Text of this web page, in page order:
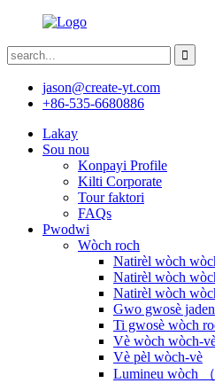
jason@create-yt.com
+86-535-6680886
Lakay
Sou nou
Konpayi Profile
Kilti Corporate
Tour faktori
FAQs
Pwodwi
Wòch roch
Natirèl wòch
Natirèl wòch
Natirèl wòch
Gwo gwosè
Ti gwosè wòch
Vè wòch wòch-
Vè pèl wòch-vè
Lumineu wòch